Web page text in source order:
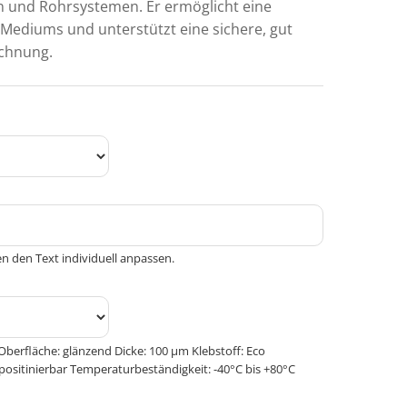
und Rohrsystemen. Er ermöglicht eine
und unterstützt eine sichere, gut
den Text individuell anpassen.
glänzend Dicke: 100 μm Klebstoff: Eco
Temperaturbeständigkeit: -40°C bis +80°C